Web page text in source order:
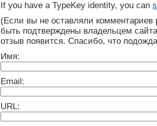
If you have a TypeKey identity, you can
(Если вы не оставляли
быть подтверждены владельцем
отзыв появится. Спасибо, что
Имя:
Email:
URL: